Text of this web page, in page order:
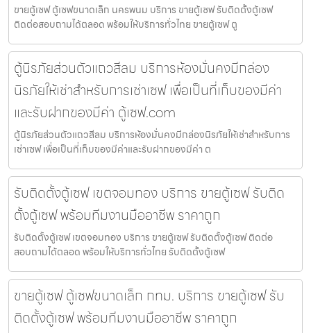
ขายตู้เซฟ ตู้เซฟขนาดเล็ก นครพนม บริการ ขายตู้เซฟ รับติดตั้งตู้เซฟ
ติดต่อสอบถามได้ตลอด พร้อมให้บริการทั่วไทย ขายตู้เซฟ ตู
ตู้นิรภัยส่วนตัวแถวสีลม บริการห้องมั่นคงมีกล่อง
นิรภัยให้เช่าสำหรับการเช่าเซฟ เพื่อเป็นที่เก็บของมีค่า
และรับฝากของมีค่า ตู้เซฟ.com
ตู้นิรภัยส่วนตัวแถวสีลม บริการห้องมั่นคงมีกล่องนิรภัยให้เช่าสำหรับการ
เช่าเซฟ เพื่อเป็นที่เก็บของมีค่าและรับฝากของมีค่า ต
รับติดตั้งตู้เซฟ เขตจอมทอง บริการ ขายตู้เซฟ รับติด
ตั้งตู้เซฟ พร้อมทีมงานมืออาชีพ ราคาถูก
รับติดตั้งตู้เซฟ เขตจอมทอง บริการ ขายตู้เซฟ รับติดตั้งตู้เซฟ ติดต่อ
สอบถามได้ตลอด พร้อมให้บริการทั่วไทย รับติดตั้งตู้เซฟ
ขายตู้เซฟ ตู้เซฟขนาดเล็ก กทม. บริการ ขายตู้เซฟ รับ
ติดตั้งตู้เซฟ พร้อมทีมงานมืออาชีพ ราคาถูก